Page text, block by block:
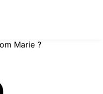
Marie ?